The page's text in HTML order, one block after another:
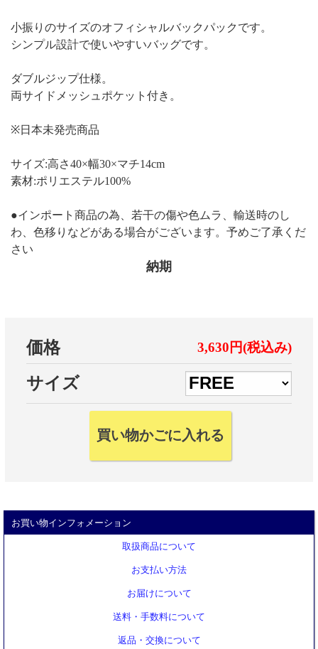
小振りのサイズのオフィシャルバックパックです。
シンプル設計で使いやすいバッグです。
ダブルジップ仕様。
両サイドメッシュポケット付き。
※日本未発売商品
サイズ:高さ40×幅30×マチ14cm
素材:ポリエステル100%
●インポート商品の為、若干の傷や色ムラ、輸送時のし
わ、色移りなどがある場合がございます。予めご了承くだ
さい
納期
価格 3,630円(税込み)
サイズ
お買い物インフォメーション
取扱商品について
お支払い方法
お届けについて
送料・手数料について
返品・交換について